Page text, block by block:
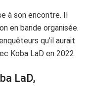
à son encontre. Il
en bande organisée.
qu’il aurait
Koba LaD en 2022.
LaD,